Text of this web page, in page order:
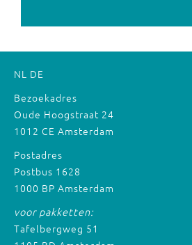
NL DE
Bezoekadres
Oude Hoogstraat 24
1012 CE Amsterdam
Postadres
Postbus 1628
1000 BP Amsterdam
voor pakketten:
Tafelbergweg 51